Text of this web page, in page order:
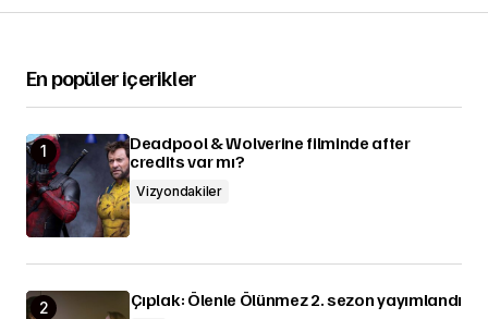
En popüler içerikler
Deadpool & Wolverine filminde after
credits var mı?
Vizyondakiler
Çıplak: Ölenle Ölünmez 2. sezon yayımlandı